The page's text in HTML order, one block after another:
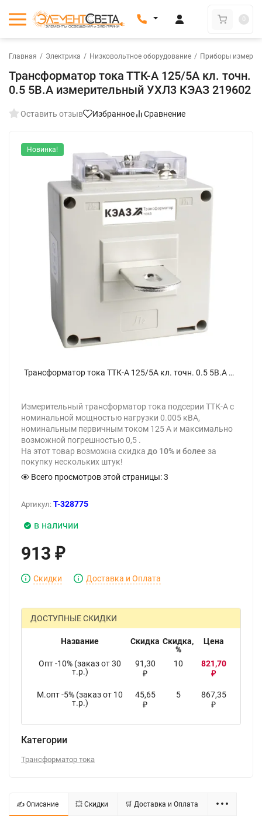
0
Главная / Электрика / Низковольтное оборудование / Приборы
Трансформатор тока ТТК-А 125/5А кл. точн.
0.5 5В.А измерительный УХЛ3 КЭАЗ 219602
Оставить отзыв Избранное Сравнение
Новинка!
Трансформатор тока ТТК-А 125/5А кл. точн. 0.5 5В.А измерительный УХЛ3 КЭАЗ 219602 - фото
Измерительный трансформатор тока подсерии ТТК-А с
номинальной мощностью нагрузки 0.005 кВА,
номинальным первичным током 125 А и максимально
возможной погрешностью 0,5 .
На этот товар возможна скидка до 10% и более за
покупку нескольких штук!
Всего просмотров этой страницы:3
Артикул: T-328775
в наличии
913 ₽
Скидки Доставка и Оплата
ДОСТУПНЫЕ СКИДКИ
Название Скидка Скидка,
%
Цена
Опт -10% (заказ от 30
т.р.)
91,30
₽
10 821,70
₽
М.опт -5% (заказ от 10
т.р.)
45,65
₽
5 867,35
₽
Категории
Трансформатор тока
✍ Описание 💥 Скидки 🛒 Доставка и Оплата